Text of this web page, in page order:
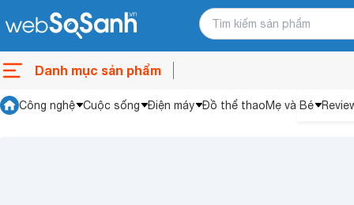
Danh mục sản phẩm
Công nghệ Cuộc sống Điện máy Đồ thể thaoMẹ và Bé